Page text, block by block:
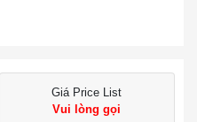
Giá Price List
Vui lòng gọi